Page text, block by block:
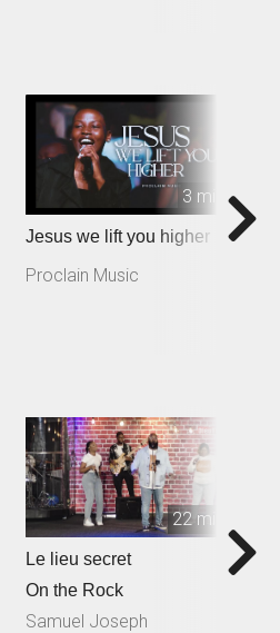
3 min
Jesus we lift you higher
Proclain Music
22 min
Le lieu secret
On the Rock
Samuel Joseph